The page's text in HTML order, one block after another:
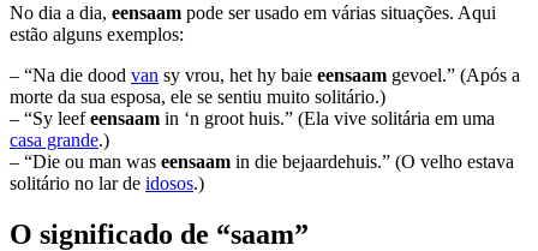
No dia a dia, eensaam pode ser usado em várias situações. Aqui
estão alguns exemplos:
– “Na die dood van sy vrou, het hy baie eensaam gevoel.” (Após a
morte da sua esposa, ele se sentiu muito solitário.)
– “Sy leefeensaam in ‘n groot huis.” (Ela vive solitária em uma
casa grande.)
– “Die ou man was eensaam in die bejaardehuis.” (O velho estava
solitário no lar de idosos.)
O significado de “saam”